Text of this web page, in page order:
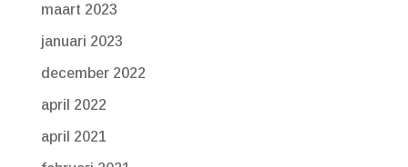
maart 2023
januari 2023
december 2022
april 2022
april 2021